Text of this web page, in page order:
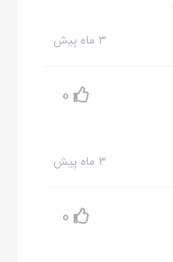
بود و من فقط در سکوت به
۳ ماه پیش
0
۳ ماه پیش
0